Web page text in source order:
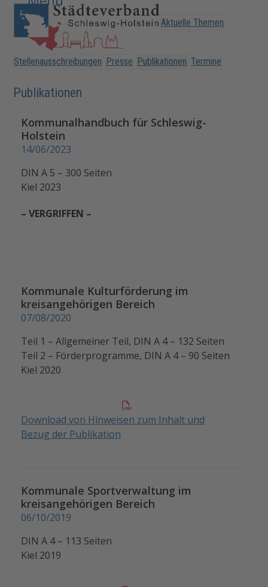
Skip
content
Open
mobile
menu
Close
mobile
menu
Aktuelle Themen
Stellenausschreibungen Presse Publikationen Termine
Publikationen
Kommunalhandbuch für Schleswig-
Holstein
14/06/2023
DIN A 5 – 300 Seiten
Kiel 2023
– VERGRIFFEN –
Kommunale Kulturförderung im
kreisangehörigen Bereich
07/08/2020
Teil 1 – Allgemeiner Teil, DIN A 4 – 132 Seiten
Teil 2 – Förderprogramme, DIN A 4 – 90 Seiten
Kiel 2020
Download von Hinweisen zum Inhalt und
Bezug der Publikation
Kommunale Sportverwaltung im
kreisangehörigen Bereich
06/10/2019
DIN A 4 – 113 Seiten
Kiel 2019